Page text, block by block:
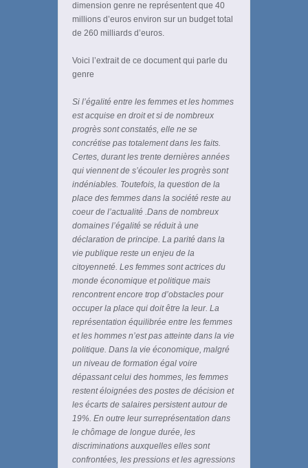
dimension genre ne représentent que 40
millions d’euros environ sur un budget total
de 260 milliards d’euros.
Voici l’extrait de ce document qui parle du
genre
Si l’égalité entre les femmes et les hommes
est acquise en droit et si de nombreux
progrès sont constatés, elle ne se
concrétise pas totalement dans les faits.
Certes, durant les trente dernières années
qui viennent de s’écouler les progrès sont
indéniables. Toutefois, la question de la
place des femmes dans la société reste au
coeur de l’actualité .Dans de nombreux
domaines l’égalité se réduit à une
déclaration de principe. La parité dans la
vie publique reste un enjeu de la
citoyenneté. Les femmes sont actrices du
monde économique et politique mais
rencontrent encore trop d’obstacles pour
occuper la place qui doit être la leur. La
représentation équilibrée entre les femmes
et les hommes n’est pas atteinte dans la vie
politique. Dans la vie économique, malgré
un niveau de formation égal voire
dépassant celui des hommes, les femmes
restent éloignées des postes de décision et
les écarts de salaires persistent autour de
19%. En outre leur surreprésentation dans
le chômage de longue durée, les
discriminations auxquelles elles sont
confrontées, les pressions et les agressions